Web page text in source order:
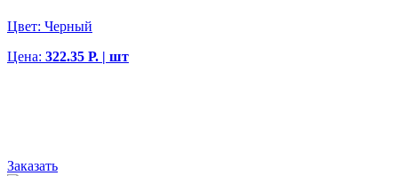
Цвет: Черный
Цена: 322.35 Р. | шт
Заказать